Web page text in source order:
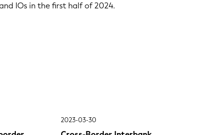
IOs in the first half of 2024.
2023-03-30